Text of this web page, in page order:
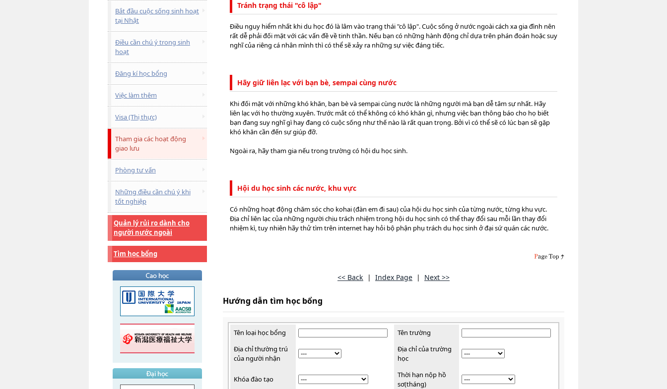
Bắt đầu cuộc sống sinh hoạt
tại Nhật
Điều cần chú ý trong sinh
hoạt
Đăng kí học bổng
Việc làm thêm
Visa (Thị thực)
Tham gia các hoạt động
giao lưu
Phòng tư vấn
Những điều cần chú ý khi
tốt nghiệp
Quản lý rủi ro dành cho
người nước ngoài
Tìm học bổng
Tránh trạng thái "cô lập"
Điều nguy hiểm nhất khi du học đó là lâm vào trạng thái "cô lập". Cuộc sống ở nước ngoài cách xa gia đình nên
rất dễ phải đối mặt với các vấn đề về tinh thần. Nếu bạn có những hành động chỉ dựa trên phán đoán hoặc suy
nghĩ của riêng cá nhân mình thì có thể sẽ xảy ra những sự việc đáng tiếc.
Hãy giữ liên lạc với bạn bè, sempai cùng nước
Khi đối mặt với những khó khăn, bạn bè và sempai cùng nước là những người mà bạn dễ tâm sự nhất. Hãy
liên lạc với họ thường xuyên. Trước mắt có thể không có khó khăn gì, nhưng việc bạn thông báo cho họ biết
bạn đang suy nghĩ gì hay đang có cuộc sống như thế nào là rất quan trọng. Bởi vì có thể sẽ có lúc bạn sẽ gặp
khó khăn cần đến sự giúp đỡ.
Ngoài ra, hãy tham gia nếu trong trường có hội du học sinh.
Hội du học sinh các nước, khu vực
Có những hoạt động chăm sóc cho kohai (đàn em đi sau) của hội du học sinh của từng nước, từng khu vực.
Địa chỉ liên lạc của những người chịu trách nhiệm trong hội du học sinh có thể thay đổi sau mỗi lần thay đổi
nhiệm kì, tuy nhiên hãy thử tìm trên internet hay hỏi bộ phận phụ trách du học sinh ở đại sứ quán các nước.
<< Back | Index Page | Next >>
Hướng dẫn tìm học bổng
Tên loại học bổng
Tên trường
Địa chỉ thường trú
của người nhận
Địa chỉ của trường
học
Khóa đào tạo
Thời hạn nộp hồ
sơ(tháng)